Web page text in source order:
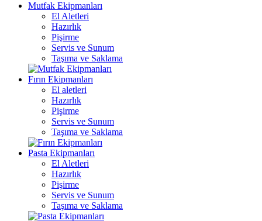
Mutfak Ekipmanları
El Aletleri
Hazırlık
Pişirme
Servis ve Sunum
Taşıma ve Saklama
Fırın Ekipmanları
El aletleri
Hazırlık
Pişirme
Servis ve Sunum
Taşıma ve Saklama
Pasta Ekipmanları
El Aletleri
Hazırlık
Pişirme
Servis ve Sunum
Taşıma ve Saklama